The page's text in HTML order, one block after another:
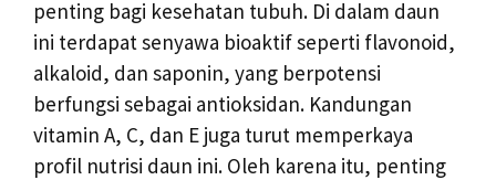
penting bagi kesehatan tubuh. Di dalam daun
ini terdapat senyawa bioaktif seperti flavonoid,
alkaloid, dan saponin, yang berpotensi
berfungsi sebagai antioksidan. Kandungan
vitamin A, C, dan E juga turut memperkaya
profil nutrisi daun ini. Oleh karena itu, penting